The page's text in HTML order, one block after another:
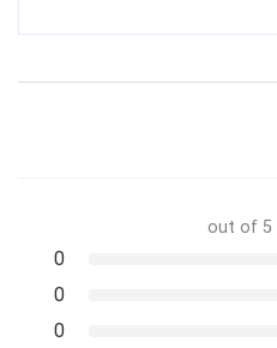
out of 5
0
0
0